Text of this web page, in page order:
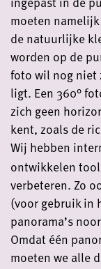
moeten namelijk
de natuurlijke
worden op de
foto wil nog niet
ligt. Een 360°
zich geen
kent, zoals de
Wij hebben
ontwikkelen
verbeteren. Zo
(voor gebruik in
panorama’s
Omdat één
moeten we alle